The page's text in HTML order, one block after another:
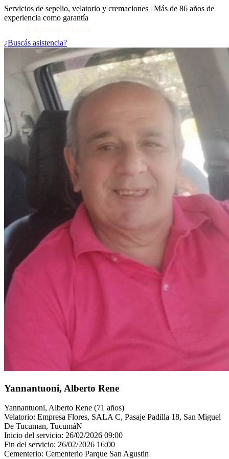
Servicios de sepelio, velatorio y cremaciones | Más de 86 años de
experiencia como garantía
Toggle Conocenos submenu
¿Buscás asistencia?
Yannantuoni, Alberto Rene
Yannantuoni, Alberto Rene (71 años)
Velatorio: Empresa Flores, SALA C, Pasaje Padilla 18, San Miguel
De Tucuman, TucumáN
Inicio del servicio: 26/02/2026 09:00
Fin del servicio: 26/02/2026 16:00
Cementerio: Cementerio Parque San Agustin